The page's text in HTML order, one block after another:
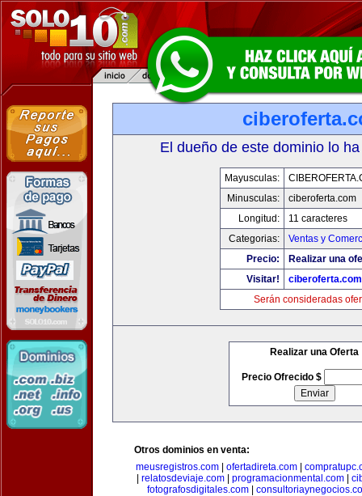
El dueño de este dominio lo
Mayusculas:
Minusculas:
ciberoferta.com
Longitud:
11 caracteres
Categorias:
Ventas y
Precio:
Realizar una
Visitar!
ciberoferta.com
Serán consideradas
Realizar una Oferta
Precio Ofrecido $
Otros dominios en venta:
meusregistros.com| ofertadireta.com|
relatosdeviaje.com| programacionmental.com|
fotografosdigitales.com